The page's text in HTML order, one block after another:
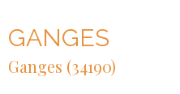
GANGES
Ganges (34190)